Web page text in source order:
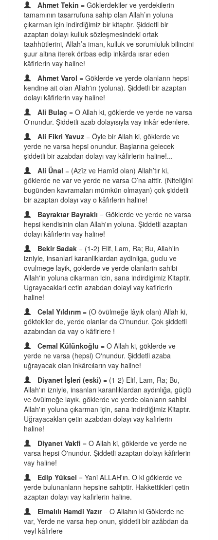
Ahmet Tekin = Göklerdekiler ve yerdekilerin
tamamının tasarrufuna sahip olan Allah’ın yoluna
çıkarman için indirdiğimiz bir kitaptır. Şiddetli bir
azaptan dolayı kulluk sözleşmesindeki ortak
taahhütlerini, Allah’a iman, kulluk ve sorumluluk bilincini
şuur altına iterek örtbas edip inkârda ısrar eden
kâfirlerin vay haline!
Ahmet Varol = Göklerde ve yerde olanların hepsi
kendine ait olan Allah'ın (yoluna). Şiddetli bir azaptan
dolayı kâfirlerin vay haline!
Ali Bulaç = O Allah ki, göklerde ve yerde ne varsa
O'nundur. Şiddetli azab dolayısıyla vay inkâr edenlere.
Ali Fikri Yavuz = Öyle bir Allah ki, göklerde ve
yerde ne varsa hepsi onundur. Başlarına gelecek
şiddetli bir azabdan dolayı vay kâfirlerin haline!...
Ali Ünal = (Azîz ve Hamîd olan) Allah’tır ki,
göklerde ne var ve yerde ne varsa O’na aittir. (Niteliğini
bugünden kavramaları mümkün olmayan) çok şiddetli
bir azaptan dolayı vay o kâfirlerin haline!
Bayraktar Bayraklı = Göklerde ve yerde ne varsa
hepsi kendisinin olan Allah'ın yoluna. Şiddetli azaptan
dolayı kâfirlerin vay haline!
Bekir Sadak = (1-2) Elif, Lam, Ra; Bu, Allah'in
izniyle, insanlari karanliklardan aydinliga, guclu ve
ovulmege layik, goklerde ve yerde olanlarin sahibi
Allah'in yoluna cikarman icin, sana indirdigimiz Kitaptir.
Ugrayacaklari cetin azabdan dolayi vay kafirlerin
haline!
Celal Yıldırım = (O övülmeğe lâyık olan) Allah ki,
göktekiler de, yerde olanlar da O'nundur. Çok şiddetli
azabından da vay o kâfirlere !
Cemal Külünkoğlu = O Allah ki, göklerde ve
yerde ne varsa (hepsi) O'nundur. Şiddetli azaba
uğrayacak olan inkârcıların vay haline!
Diyanet İşleri (eski) = (1-2) Elif, Lam, Ra; Bu,
Allah'ın izniyle, insanları karanlıklardan aydınlığa, güçlü
ve övülmeğe layık, göklerde ve yerde olanların sahibi
Allah'ın yoluna çıkarman için, sana indirdiğimiz Kitaptır.
Uğrayacakları çetin azabdan dolayı vay kafirlerin
haline!
Diyanet Vakfi = O Allah ki, göklerde ve yerde ne
varsa hepsi O'nundur. Şiddetli azaptan dolayı kâfirlerin
vay haline!
Edip Yüksel = Yani ALLAH'ın. O ki göklerde ve
yerde bulunanların hepsine sahiptir. Hakkettikleri çetin
azaptan dolayı vay kafirlerin haline.
Elmalılı Hamdi Yazır = O Allahın ki Göklerde ne
var, Yerde ne varsa hep onun, şiddetli bir azâbdan da
veyl kâfirlere